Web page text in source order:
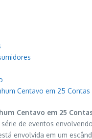
Centavo em 25
Centavo em 25
de eventos
envolvida em um